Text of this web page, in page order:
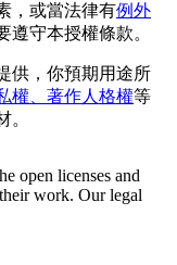
，或當法律有例外
遵守本授權條款。
供，你預期用途所
權、著作人格權等
。
open licenses and
work. Our legal